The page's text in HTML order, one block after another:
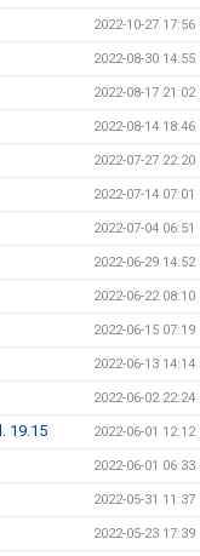
2022-10-27 17:56
2022-08-30 14:55
2022-08-17 21:02
2022-08-14 18:46
2022-07-27 22:20
2022-07-14 07:01
2022-07-04 06:51
2022-06-29 14:52
2022-06-22 08:10
2022-06-15 07:19
2022-06-13 14:14
2022-06-02 22:24
19.15 2022-06-01 12:12
2022-06-01 06:33
2022-05-31 11:37
2022-05-23 17:39